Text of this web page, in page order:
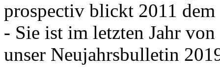
prospectiv blickt 2011
- Sie ist im letzten Jahr
unser Neujahrsbulletin